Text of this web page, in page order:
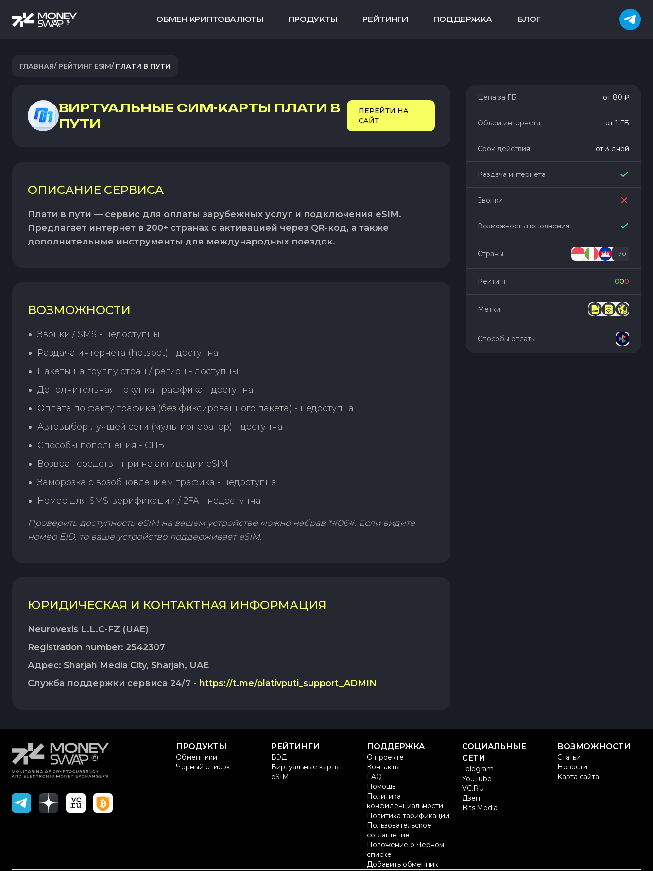
ОБМЕН КРИПТОВАЛЮТЫ ПРОДУКТЫ РЕЙТИНГИ ПОДДЕРЖКА БЛОГ
ГЛАВНАЯ/ РЕЙТИНГ ESIM/ ПЛАТИ В ПУТИ
ВИРТУАЛЬНЫЕ СИМ-КАРТЫ ПЛАТИ В
ПУТИ
ПЕРЕЙТИ НА
САЙТ
Цена за ГБ от 80 ₽
Объем интернета от 1 ГБ
Срок действия от 3 дней
Раздача интернета
Звонки
Возможность пополнения
Страны +70
Рейтинг 000
Метки
Способы оплаты
ОПИСАНИЕ СЕРВИСА
Плати в пути — сервис для оплаты зарубежных услуг и подключения eSIM.
Предлагает интернет в 200+ странах с активацией через QR-код, а также
дополнительные инструменты для международных поездок.
ВОЗМОЖНОСТИ
Звонки / SMS - недоступны
Раздача интернета (hotspot) - доступна
Пакеты на группу стран / регион - доступны
Дополнительная покупка траффика - доступна
Оплата по факту трафика (без фиксированного пакета) - недоступна
Автовыбор лучшей сети (мультиоператор) - доступна
Способы пополнения - СПБ
Возврат средств - при не активации eSIM
Заморозка с возобновлением трафика - недоступна
Номер для SMS-верификации / 2FA - недоступна
Проверить доступность eSIM на вашем устройстве можно набрав *#06#. Если видите
номер EID, то ваше устройство поддерживает eSIM.
ЮРИДИЧЕСКАЯ И КОНТАКТНАЯ ИНФОРМАЦИЯ
Neurovexis L.L.C-FZ (UAE)
Registration number: 2542307
Адрес: Sharjah Media City, Sharjah, UAE
Служба поддержки сервиса 24/7 - https://t.me/plativputi_support_ADMIN
ПРОДУКТЫ
Обменники
Черный список
РЕЙТИНГИ
ВЭД
Виртуальные карты
eSIM
ПОДДЕРЖКА
О проекте
Контакты
FAQ
Помощь
Политика
конфиденциальности
Политика тарификации
Пользовательское
соглашение
Положение о Чёрном
списке
Добавить обменник
СОЦИАЛЬНЫЕ
СЕТИ
Telegram
YouTube
VC.RU
Дзен
Bits.Media
ВОЗМОЖНОСТИ
Статьи
Новости
Карта сайта